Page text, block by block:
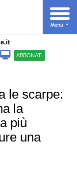
ABBONATI
le scarpe:
la
più
una